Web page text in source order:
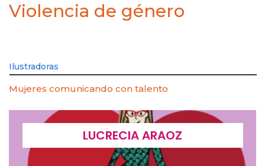
Violencia de género
Ilustradoras
Mujeres comunicando con talento
LUCRECIA ARAOZ